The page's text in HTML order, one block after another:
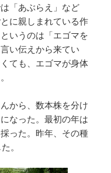
「あぶらえ」など
に親しまれている作
いうのは「エゴマを
い伝えから来てい
ても、エゴマが身体
から、数本株を分け
なった。最初の年は
った。昨年、その種
。